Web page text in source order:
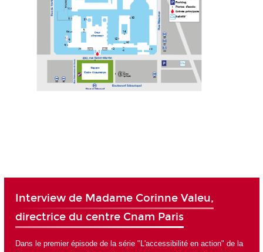
Interview de Madame Corinne Valeu,
directrice du centre Cnam Paris
Dans le premier épisode de la série "L'accessibilité en action" de la